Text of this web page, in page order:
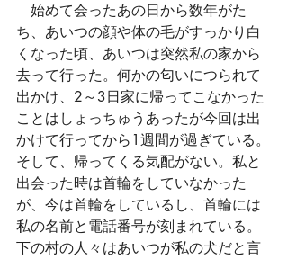
始めて会ったあの日から数年がた
ち、あいつの顔や体の毛がすっかり白
くなった頃、あいつは突然私の家から
去って行った。何かの匂いにつられて
出かけ、2～3日家に帰ってこなかった
ことはしょっちゅうあったが今回は出
かけて行ってから1週間が過ぎている。
そして、帰ってくる気配がない。私と
出会った時は首輪をしていなかった
が、今は首輪をしているし、首輪には
私の名前と電話番号が刻まれている。
下の村の人々はあいつが私の犬だと言